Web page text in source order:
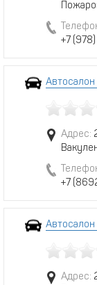
+7
Адрес:
+7
Автосалон
Адрес: